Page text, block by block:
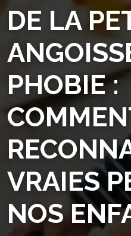
DE LA
PHOBIE :
VRAIES
NOS